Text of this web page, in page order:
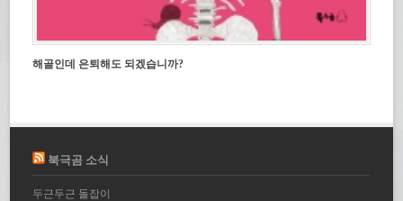
해골인데 은퇴해도 되겠습니까?
북극곰 소식
두근두근 돌잡이